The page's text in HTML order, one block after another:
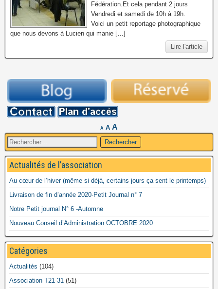
Fédération.Et cela pendant 2 jours
Vendredi et samedi de 10h à 19h.
Voici un petit reportage photographique
que nous devons à Lucien qui manie […]
Lire l'article
A A A
Rechercher :
Actualités de l’association
Au cœur de l’hiver (même si déjà, certains jours ça sent le printemps)
Livraison de fin d’année 2020-Petit Journal n° 7
Notre Petit journal N° 6 -Automne
Nouveau Conseil d’Administration OCTOBRE 2020
Catégories
Actualités (104)
Association T21-31 (51)